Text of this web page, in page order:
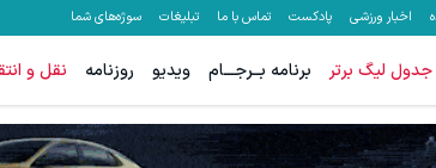
اخبار ورزشی پادکست تماس با ما تبلیغات سوژه‌های شما
جدول لیگ برتر برنامه بــرجـــام ویدیو روزنامه نقل و